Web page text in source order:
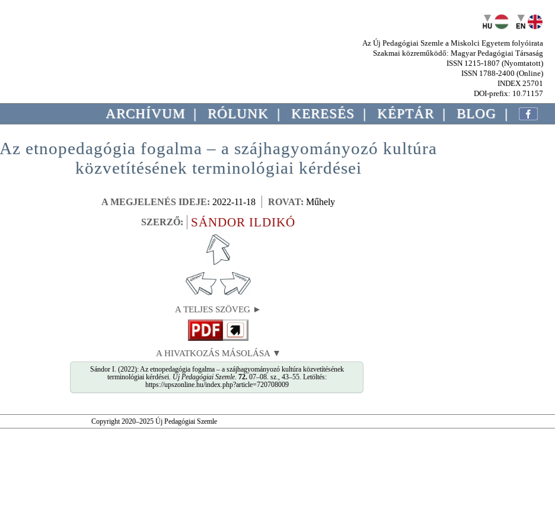
Az Új Pedagógiai Szemle a Miskolci Egyetem folyóirata
Szakmai közreműködő: Magyar Pedagógiai Társaság
ISSN 1215-1807 (Nyomtatott)
ISSN 1788-2400 (Online)
INDEX 25701
DOI-prefix: 10.71157
ARCHÍVUM | RÓLUNK | KERESÉS | KÉPTÁR | BLOG |
Az etnopedagógia fogalma – a szájhagyományozó kultúra
közvetítésének terminológiai kérdései
A MEGJELENÉS IDEJE: 2022-11-18 ROVAT: Műhely
SZERZŐ:
SÁNDOR ILDIKÓ
A TELJES SZÖVEG ►
A HIVATKOZÁS MÁSOLÁSA ▼
Sándor I. (2022): Az etnopedagógia fogalma – a szájhagyományozó kultúra közvetítésének
terminológiai kérdései. Új Pedagógiai Szemle. 72.07–08. sz., 43–55. Letöltés:
https://upszonline.hu/index.php?article=720708009
Copyright 2020–2025 Új Pedagógiai Szemle